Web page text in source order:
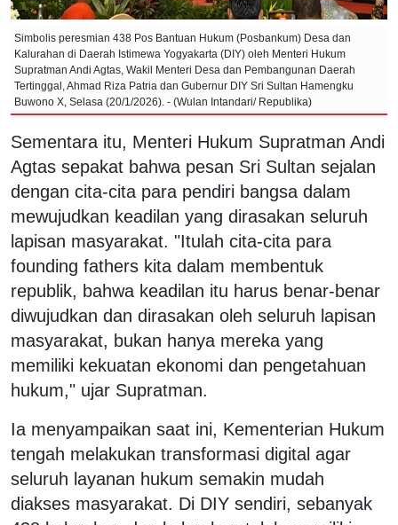
Simbolis peresmian 438 Pos Bantuan Hukum (Posbankum) Desa dan
Kalurahan di Daerah Istimewa Yogyakarta (DIY) oleh Menteri Hukum
Supratman Andi Agtas, Wakil Menteri Desa dan Pembangunan Daerah
Tertinggal, Ahmad Riza Patria dan Gubernur DIY Sri Sultan Hamengku
Buwono X, Selasa (20/1/2026). - (Wulan Intandari/ Republika)
Sementara itu, Menteri Hukum Supratman Andi
Agtas sepakat bahwa pesan Sri Sultan sejalan
dengan cita-cita para pendiri bangsa dalam
mewujudkan keadilan yang dirasakan seluruh
lapisan masyarakat. "Itulah cita-cita para
founding fathers kita dalam membentuk
republik, bahwa keadilan itu harus benar-benar
diwujudkan dan dirasakan oleh seluruh lapisan
masyarakat, bukan hanya mereka yang
memiliki kekuatan ekonomi dan pengetahuan
hukum," ujar Supratman.
Ia menyampaikan saat ini, Kementerian Hukum
tengah melakukan transformasi digital agar
seluruh layanan hukum semakin mudah
diakses masyarakat. Di DIY sendiri, sebanyak